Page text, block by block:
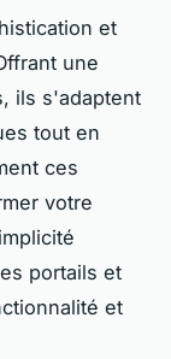
et
une
ils s'adaptent
tout en
ces
votre
portails et
et